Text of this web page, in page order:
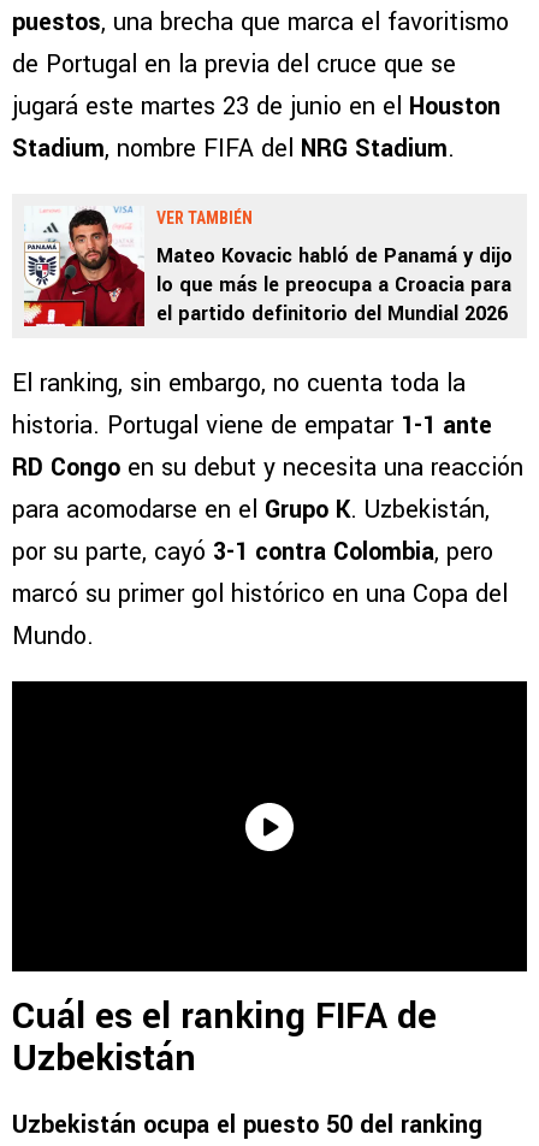
puestos, una brecha que marca el favoritismo
de Portugal en la previa del cruce que se
jugará este martes 23 de junio en el Houston
Stadium, nombre FIFA del NRG Stadium.
VER TAMBIÉN
Mateo Kovacic habló de Panamá y dijo
lo que más le preocupa a Croacia para
el partido definitorio del Mundial 2026
El ranking, sin embargo, no cuenta toda la
historia. Portugal viene de empatar 1-1 ante
RD Congo en su debut y necesita una reacción
para acomodarse en el Grupo K. Uzbekistán,
por su parte, cayó 3-1 contra Colombia, pero
marcó su primer gol histórico en una Copa del
Mundo.
Cuál es el ranking FIFA de
Uzbekistán
Uzbekistán ocupa el puesto 50 del ranking